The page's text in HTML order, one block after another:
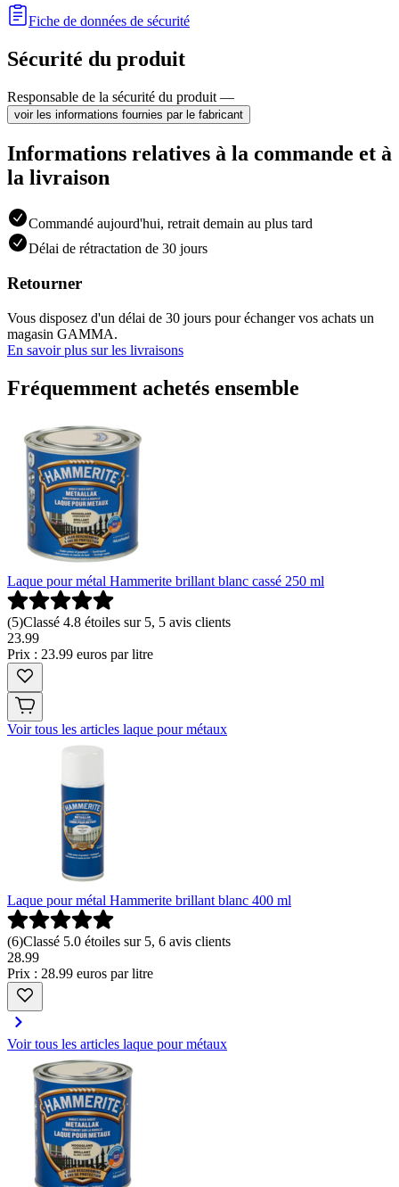
Fiche de données de sécurité
Sécurité du produit
Responsable de la sécurité du produit —
voir les informations fournies par le fabricant
Informations relatives à la commande et à
la livraison
Commandé aujourd'hui, retrait demain au plus tard
Délai de rétractation de 30 jours
Retourner
Vous disposez d'un délai de 30 jours pour échanger vos achats un
magasin GAMMA.
En savoir plus sur les livraisons
Fréquemment achetés ensemble
Laque pour métal Hammerite brillant blanc cassé 250 ml
(5)Classé 4.8 étoiles sur 5, 5 avis clients
23.99
Prix : 23.99 euros par litre
Voir tous les articles laque pour métaux
Laque pour métal Hammerite brillant blanc 400 ml
(6)Classé 5.0 étoiles sur 5, 6 avis clients
28.99
Prix : 28.99 euros par litre
Voir tous les articles laque pour métaux